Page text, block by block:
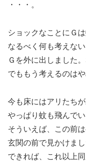
・・・。
ショックなことにＧ
なるべく何も考えな
Ｇを外に出しました
でももう考えるのは
今も床にはアリたち
やっぱり蚊も飛んでい
そういえば、この前
玄関の前で見かけまし
できれば、これ以上